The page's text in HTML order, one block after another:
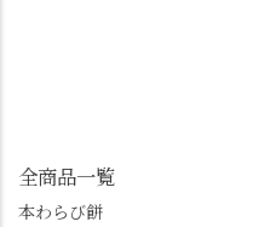
全商品一覧
本わらび餅